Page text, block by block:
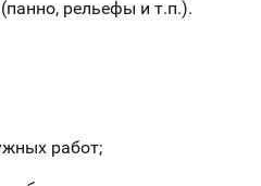
рельефы и т.п.).
работ;